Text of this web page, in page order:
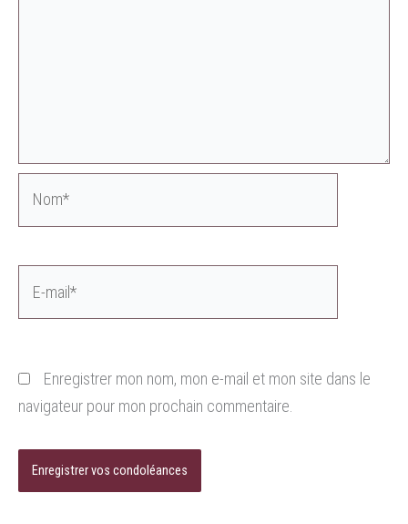
Enregistrer mon nom, mon e-mail et mon site dans le
navigateur pour mon prochain commentaire.